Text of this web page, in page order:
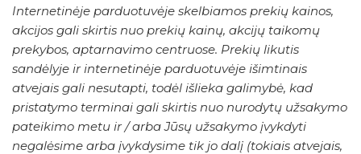
Internetinėje parduotuvėje skelbiamos prekių kainos,
akcijos gali skirtis nuo prekių kainų, akcijų taikomų
prekybos, aptarnavimo centruose. Prekių likutis
sandėlyje ir internetinėje parduotuvėje išimtinais
atvejais gali nesutapti, todėl išlieka galimybė, kad
pristatymo terminai gali skirtis nuo nurodytų užsakymo
pateikimo metu ir / arba Jūsų užsakymo įvykdyti
negalėsime arba įvykdysime tik jo dalį (tokiais atvejais,